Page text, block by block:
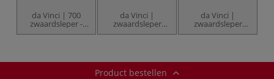
da Vinci | 700
zwaardsleper -
eekhoornhaar
da Vinci |
zwaardsleper
penseel serie 706,
da Vinci |
zwaardsleper
serie 709
Product bestellen